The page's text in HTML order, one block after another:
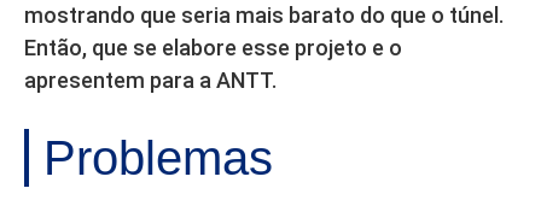
mostrando que seria mais barato do que o túnel.
Então, que se elabore esse projeto e o
apresentem para a ANTT.
Problemas